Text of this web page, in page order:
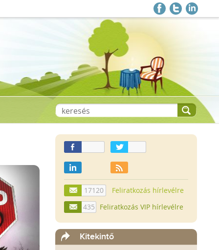
17120
Feliratkozás hírlevélre
435
Feliratkozás VIP hírlevélre
Kitekintő